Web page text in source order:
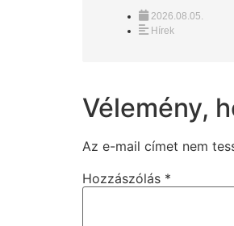
2026.08.05.
Hírek
Vélemény,
Az e-mail címet nem
Hozzászólás *